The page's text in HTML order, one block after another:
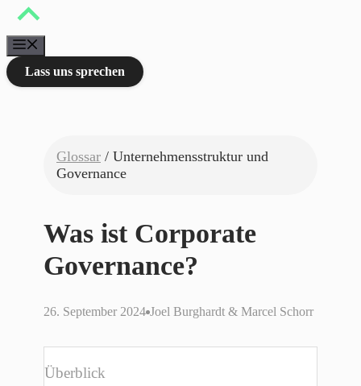
Zum
springen
Lass uns sprechen
Glossar / Unternehmensstruktur und
Governance
Was ist Corporate
Governance?
26. September 2024 Joel Burghardt & Marcel Schorr
Überblick